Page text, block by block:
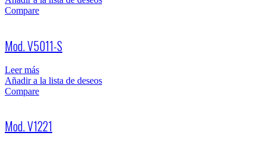
Compare
Mod. V5011-S
Leer más
Añadir a la lista de deseos
Compare
Mod. V1221